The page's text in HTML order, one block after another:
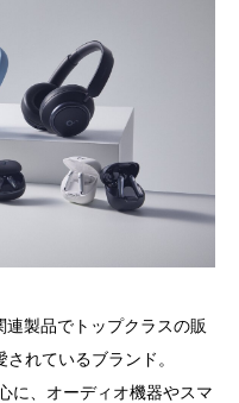
連製品でトップクラスの販
れているブランド。
に、オーディオ機器やスマ